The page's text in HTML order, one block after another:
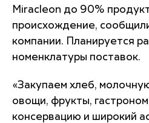
Miracleon до 90%
происхождение,
компании. Планируется
номенклатуры поставок.
«Закупаем хлеб,
овощи, фрукты,
консервацию и широкий